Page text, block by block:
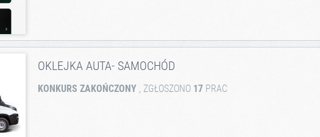
OKLEJKA AUTA- SAMOCHÓD
KONKURS ZAKOŃCZONY , ZGŁOSZONO 17 PRAC